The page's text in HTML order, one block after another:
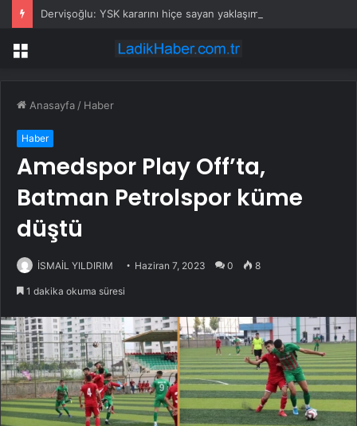
Menü
Anasayfa / Haber
Haber
Amedspor Play Off’ta,
Batman Petrolspor küme
düştü
İSMAİL YILDIRIM Haziran 7, 2023 0 8
1 dakika okuma süresi